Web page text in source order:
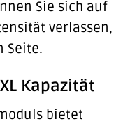
Sie sich auf
verlassen,
Seite.
Kapazität
bietet